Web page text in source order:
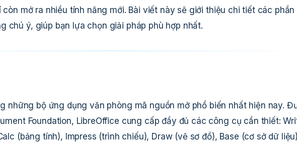
mở ra nhiều tính năng mới. Bài viết này sẽ giới thiệu chi tiết các phần
chú ý, giúp bạn lựa chọn giải pháp phù hợp nhất.
những bộ ứng dụng văn phòng mã nguồn mở phổ biến nhất hiện nay.
Foundation, LibreOffice cung cấp đầy đủ các công cụ cần thiết:
(bảng tính), Impress (trình chiếu), Draw (vẽ sơ đồ), Base (cơ sở dữ